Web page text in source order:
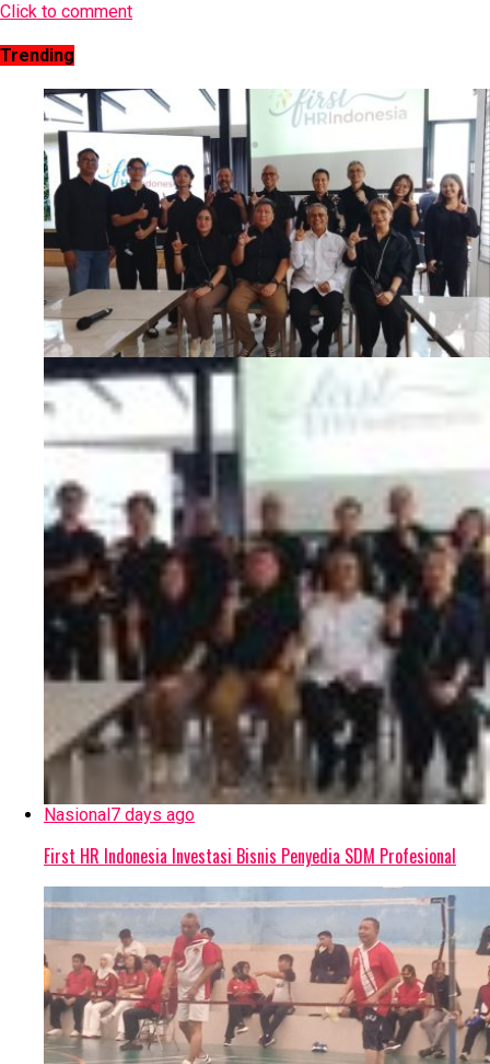
Click to comment
Trending
Nasional7 days ago
First HR Indonesia Investasi Bisnis Penyedia SDM Profesional